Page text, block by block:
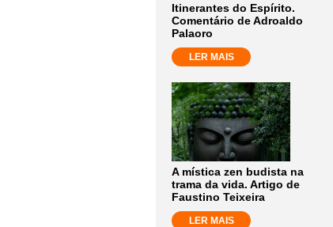
Itinerantes do Espírito.
Comentário de Adroaldo
Palaoro
LER MAIS
A mística zen budista na
trama da vida. Artigo de
Faustino Teixeira
LER MAIS